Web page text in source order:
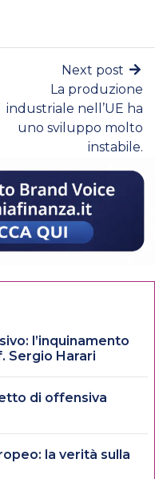
Next post
La produzione
industriale nell’UE ha
uno sviluppo molto
instabile.
l’inquinamento
Sergio Harari
di offensiva
la verità sulla